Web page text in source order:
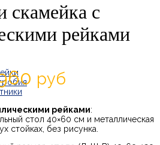
скамейка с
рейками
руб
рейками:
стол 40×60 см и металлическая
стойках, без рисунка.